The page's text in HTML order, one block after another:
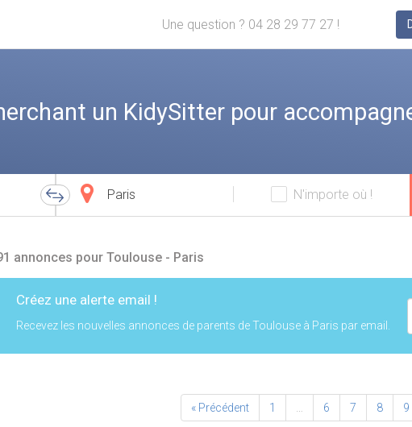
Une question ? 04 28 29 77 27 !
un KidySitter pour
Ville
d'arrivée
N'importe où !
annonces pour Toulouse - Paris
Créez une alerte email !
Recevez les nouvelles annonces de parents de Toulouse à Paris par email.
« Précédent 1 6 7 8 9